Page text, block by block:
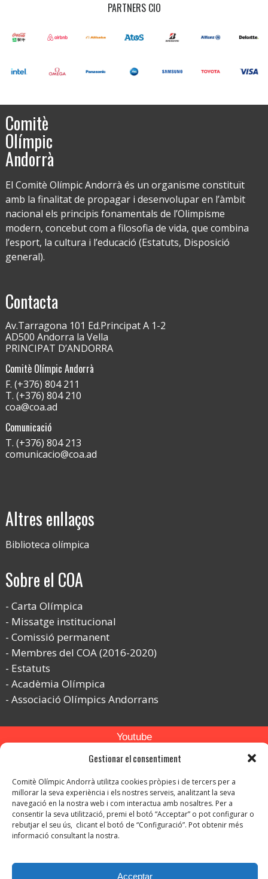
Gestionar el consentiment
Comitè Olímpic Andorrà utilitza cookies pròpies i de tercers per a
millorar la seva experiència i els nostres serveis, analitzant la seva
navegació en la nostra web i com interactua amb nosaltres. Per a
consentir la seva utilització, premi el botó “Acceptar” o pot configurar o
rebutjar el seu ús, clicant el botó de “Configuració”. Pot obtenir més
informació consultant la nostra.
Acceptar
PARTNERS CIO
Comitè
Olímpic
Andorrà
El Comitè Olímpic Andorrà és un organisme constituït
amb la finalitat de propagar i desenvolupar en l’àmbit
nacional els principis fonamentals de l’Olimpisme
modern, concebut com a filosofia de vida, que combina
l’esport, la cultura i l’educació (Estatuts, Disposició
general).
Contacta
Av.Tarragona 101 Ed.Principat A 1-2
AD500 Andorra la Vella
PRINCIPAT D’ANDORRA
Comitè Olímpic Andorrà
F. (+376) 804 211
T. (+376) 804 210
coa@coa.ad
Comunicació
T. (+376) 804 213
comunicacio@coa.ad
Altres enllaços
Biblioteca olímpica
Sobre el COA
Carta Olímpica
Missatge institucional
Comissió permanent
Membres del COA (2016-2020)
Estatuts
Acadèmia Olímpica
Associació Olímpics Andorrans
Youtube
Flickr
Instagram
© Copyright 2026. Tots els drets reservats.